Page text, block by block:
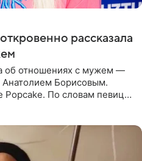
рассказала
об отношениях с мужем —
Борисовым.
Popcake. По словам певицы,